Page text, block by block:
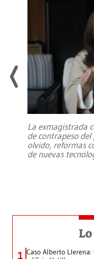
La exmagistrada
de contrapeso
olvido, reformas
de nuevas
1 Caso Alberto